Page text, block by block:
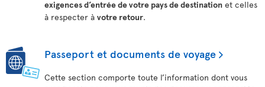
exigences d’entrée de votre pays de destination et celles
à respecter à votre retour.
Passeport et documents de voyage
Cette section comporte toute l’information dont vous